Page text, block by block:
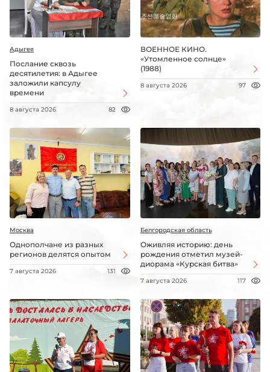
Адыгея
Послание сквозь
десятилетия: в Адыгее
заложили капсулу
времени
8 августа 2026 82
ВОЕННОЕ КИНО.
«Утомленное солнце»
(1988)
8 августа 2026 97
Москва
Однополчане из разных
регионов делятся опытом
7 августа 2026 131
Белгородская область
Оживляя историю: день
рождения отметил музей-
диорама «Курская битва»
7 августа 2026 117